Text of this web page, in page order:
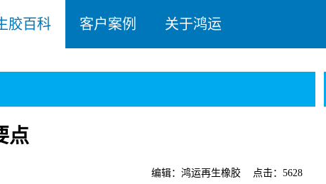
胶百科 客户案例 关于鸿运
点
点击：5628
编辑：鸿运再生橡胶